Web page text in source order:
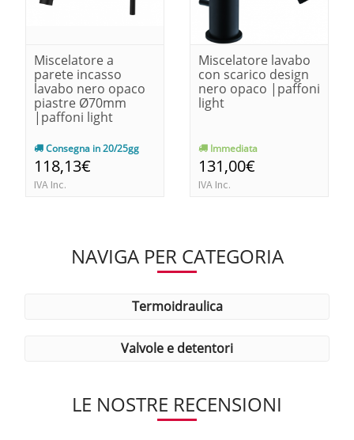
Miscelatore a
parete incasso
lavabo nero opaco
piastre Ø70mm
|paffoni light
Consegna in 20/25gg
118,13€
IVA Inc.
Miscelatore lavabo
con scarico design
nero opaco |paffoni
light
Immediata
131,00€
IVA Inc.
NAVIGA PER CATEGORIA
termoidraulica
valvole e detentori
LE NOSTRE RECENSIONI